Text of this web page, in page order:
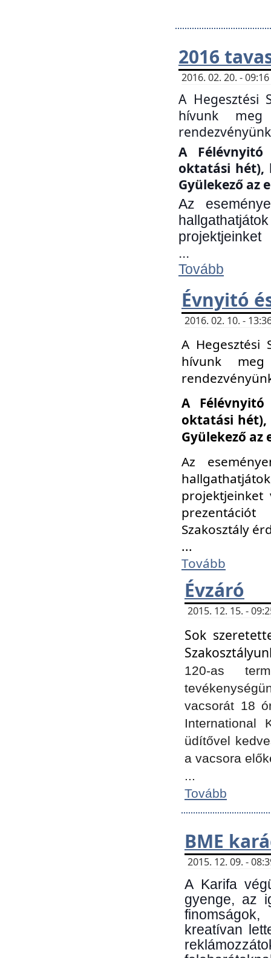
2016
2016. 02. 20. -
A Hegesztési
hívunk
A
oktatási hét),
Gyülekező az
Az
projektjeinket
...
Tovább
Évnyitó
2016. 02. 10. -
A Hegesztési
hívunk
A
oktatási hét),
Gyülekező az
Az
Szakosztály
...
Tovább
Évzáró
2015. 12. 15. -
Sok
120-as
vacsorát 18
International
üdítővel
a vacsora
...
Tovább
BME
2015. 12. 09. -
A Karifa
gyenge, az
kreatívan